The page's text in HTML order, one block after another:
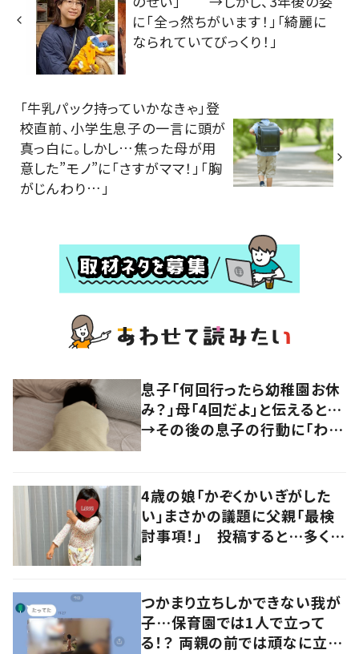
に「全っ然ちがいます！」「綺麗に
なられていてびっくり！」
「牛乳パック持っていかなきゃ」登
校直前、小学生息子の一言に頭が
真っ白に。しかし…焦った母が用
意した”モノ”に「さすがママ！」「胸
がじんわり…」
息子「何回行ったら幼稚園お休
み？」母「4回だよ」と伝えると…
→その後の息子の行動に「わか
4歳の娘「かぞくかいぎがした
い」まさかの議題に父親「最検
討事項！」 投稿すると…多くの
つかまり立ちしかできない我が
子…保育園では1人で立って
る！？ 両親の前では頑なに立た